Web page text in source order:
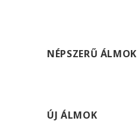
NÉPSZERŰ ÁLMOK
ÚJ ÁLMOK